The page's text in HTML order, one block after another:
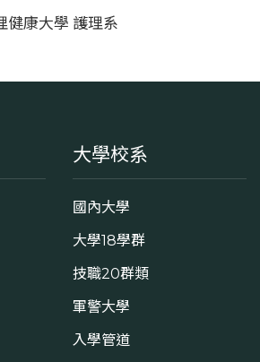
健康大學 護理系
大學校系
國內大學
大學18學群
技職20群類
軍警大學
入學管道